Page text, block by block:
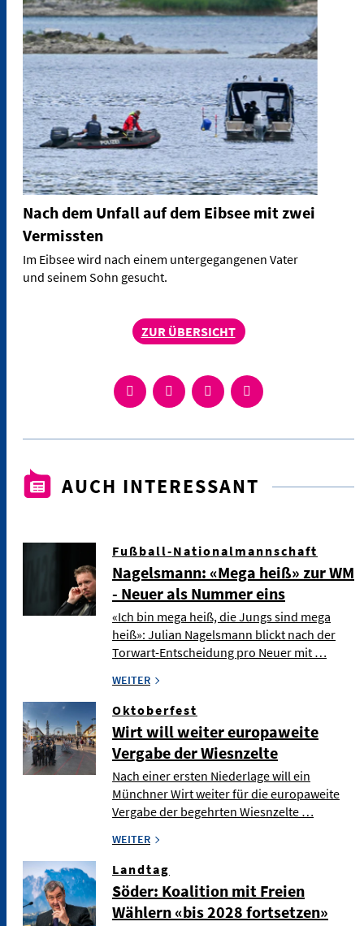
Nach dem Unfall auf dem Eibsee mit zwei
Vermissten
Im Eibsee wird nach einem untergegangenen Vater
und seinem Sohn gesucht.
ZUR ÜBERSICHT
AUCH INTERESSANT
Fußball-Nationalmannschaft
Nagelsmann: «Mega heiß» zur WM
- Neuer als Nummer eins
«Ich bin mega heiß, die Jungs sind mega
heiß»: Julian Nagelsmann blickt nach der
Torwart-Entscheidung pro Neuer mit …
WEITER
Oktoberfest
Wirt will weiter europaweite
Vergabe der Wiesnzelte
Nach einer ersten Niederlage will ein
Münchner Wirt weiter für die europaweite
Vergabe der begehrten Wiesnzelte …
WEITER
Landtag
Söder: Koalition mit Freien
Wählern «bis 2028 fortsetzen»